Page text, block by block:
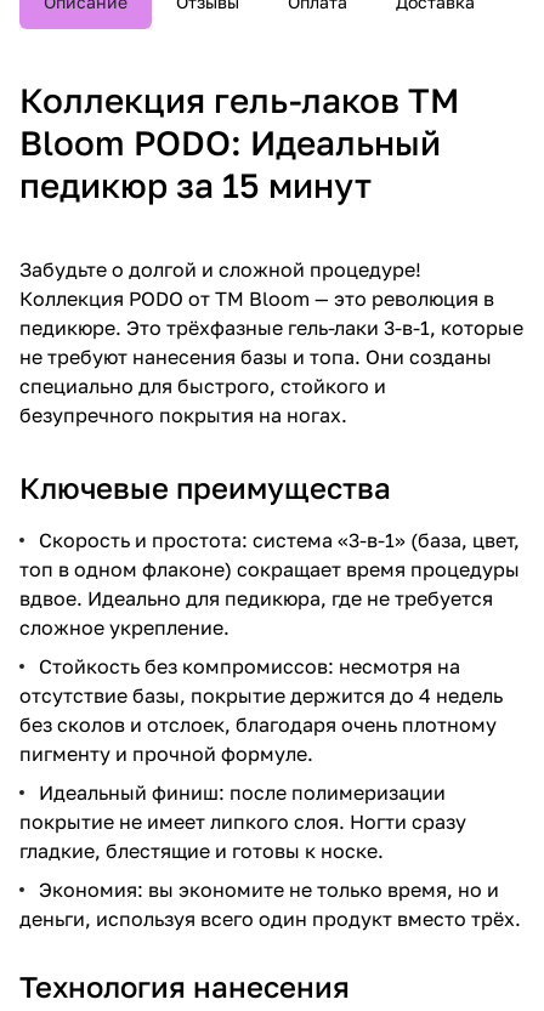
Коллекция гель-лаков TM
Bloom PODO: Идеальный
педикюр за 15 минут
Забудьте о долгой и сложной процедуре!
Коллекция PODO от TM Bloom — это революция в
педикюре. Это трёхфазные гель-лаки 3-в-1, которые
не требуют нанесения базы и топа. Они созданы
специально для быстрого, стойкого и
безупречного покрытия на ногах.
Ключевые преимущества
Скорость и простота: система «3-в-1» (база, цвет,
топ в одном флаконе) сокращает время процедуры
вдвое. Идеально для педикюра, где не требуется
сложное укрепление.
Стойкость без компромиссов: несмотря на
отсутствие базы, покрытие держится до 4 недель
без сколов и отслоек, благодаря очень плотному
пигменту и прочной формуле.
Идеальный финиш: после полимеризации
покрытие не имеет липкого слоя. Ногти сразу
гладкие, блестящие и готовы к носке.
Экономия: вы экономите не только время, но и
деньги, используя всего один продукт вместо трёх.
Технология нанесения